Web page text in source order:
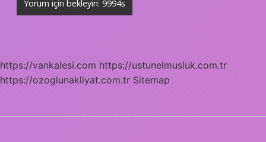
https://vankalesi.com https://ustunelmusluk.com.tr
https://ozoglunakliyat.com.tr Sitemap